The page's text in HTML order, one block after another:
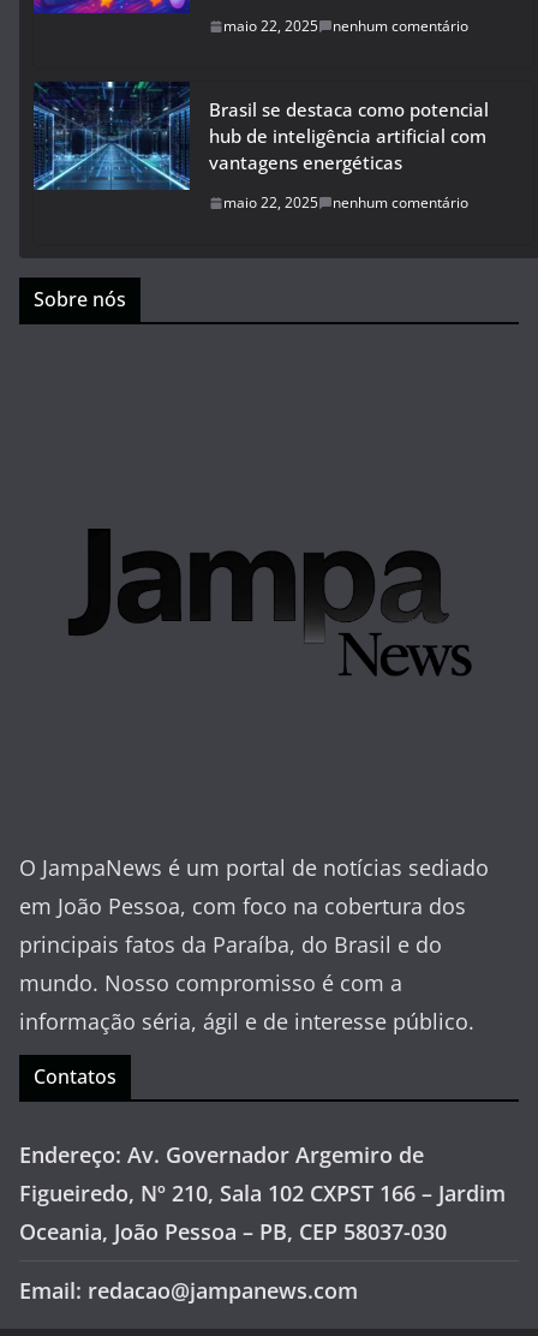
maio 22, 2025 nenhum comentário
Brasil se destaca como potencial
hub de inteligência artificial com
vantagens energéticas
maio 22, 2025 nenhum comentário
Sobre nós
O JampaNews é um portal de notícias sediado
em João Pessoa, com foco na cobertura dos
principais fatos da Paraíba, do Brasil e do
mundo. Nosso compromisso é com a
informação séria, ágil e de interesse público.
Contatos
Endereço: Av. Governador Argemiro de
Figueiredo, Nº 210, Sala 102 CXPST 166 – Jardim
Oceania, João Pessoa – PB, CEP 58037-030
Email: redacao@jampanews.com